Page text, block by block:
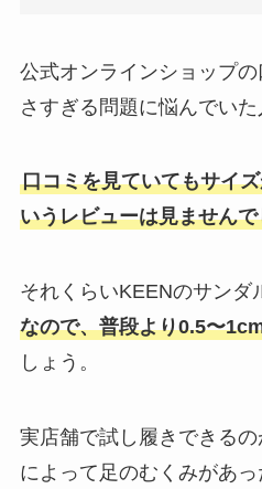
公式オンラインショップ
さすぎる問題に悩んでいた
口コミを見ていてもサイ
いうレビューは見ません
それくらいKEENのサンダ
なので、普段より0.5〜
しょう。
実店舗で試し履きできる
によって足のむくみがあ